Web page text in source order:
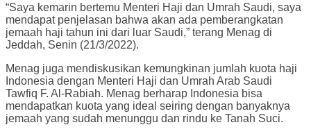
“Saya kemarin bertemu Menteri Haji dan Umrah Saudi, saya
mendapat penjelasan bahwa akan ada pemberangkatan
jemaah haji tahun ini dari luar Saudi,” terang Menag di
Jeddah, Senin (21/3/2022).
Menag juga mendiskusikan kemungkinan jumlah kuota haji
Indonesia dengan Menteri Haji dan Umrah Arab Saudi
Tawfiq F. Al-Rabiah. Menag berharap Indonesia bisa
mendapatkan kuota yang ideal seiring dengan banyaknya
jemaah yang sudah menunggu dan rindu ke Tanah Suci.